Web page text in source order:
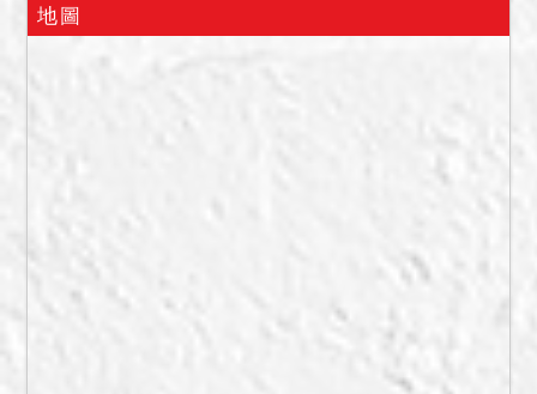
有非自然死亡或其他足以影
二、本件拍賣不動產有預告
登記請求權人中華民國(管理
筆合宜住宅房地，願自取得
除繼承或依法強制信託外，
地圖